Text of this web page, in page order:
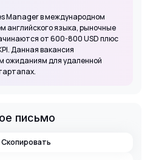
Manager в международном
английского языка, рыночные
от 600-800 USD плюс
Данная вакансия
ожиданиям для удаленной
письмо
Скопировать